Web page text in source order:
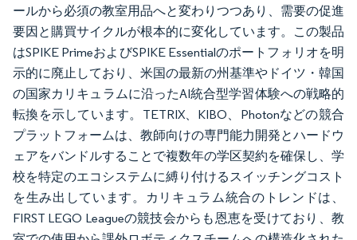
ールから必須の教室用品へと変わりつつあり、需要の促進
要因と購買サイクルが根本的に変化しています。この製品
はSPIKE PrimeおよびSPIKE Essentialのポートフォリオを明
示的に廃止しており、米国の最新の州基準やドイツ・韓国
の国家カリキュラムに沿ったAI統合型学習体験への戦略的
転換を示しています。TETRIX、KIBO、Photonなどの競合
プラットフォームは、教師向けの専門能力開発とハードウ
ェアをバンドルすることで複数年の学区契約を確保し、学
校を特定のエコシステムに縛り付けるスイッチングコスト
を生み出しています。カリキュラム統合のトレンドは、
FIRST LEGO Leagueの競技会からも恩恵を受けており、教